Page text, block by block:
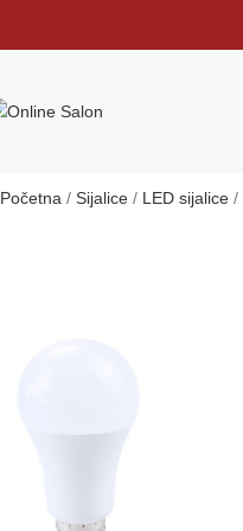
Početna Sijalice LED sijalice